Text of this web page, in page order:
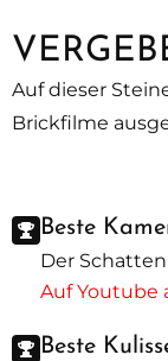
Auf dieser
Brickfilme
Beste
Der
Auf Youtube
Beste